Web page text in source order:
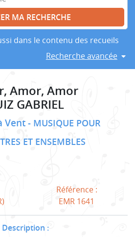
dans le contenu des recueils
Recherche avancée
Amor, Amor
GABRIEL
Vent
MUSIQUE POUR
ET ENSEMBLES
Référence :
EMR 1641
Description :